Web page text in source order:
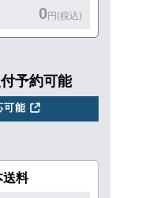
0円(税込)
予約可能
可能
送料